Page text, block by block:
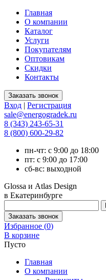
Главная
О компании
Каталог
Услуги
Покупателям
Оптовикам
Скидки
Контакты
Вход | Регистрация
sale@energogradek.ru
8 (343) 243-65-31
8 (800) 600-29-82
пн-чт: с 9:00 до 18:00
пт: с 9:00 до 17:00
сб-вс: выходной
Glossa и Atlas Design
в Екатеринбурге
Избранное (0)
В корзине
Пусто
Главная
О компании